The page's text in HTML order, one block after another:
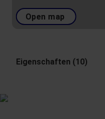
Open map
Eigenschaften (10)